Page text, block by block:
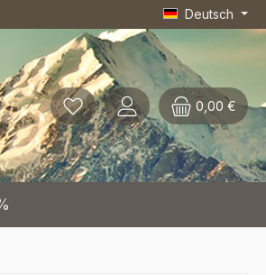
Deutsch
0,00 €